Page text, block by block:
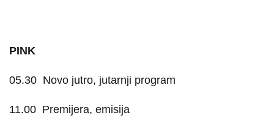
PINK
05.30 Novo jutro, jutarnji program
11.00 Premijera, emisija